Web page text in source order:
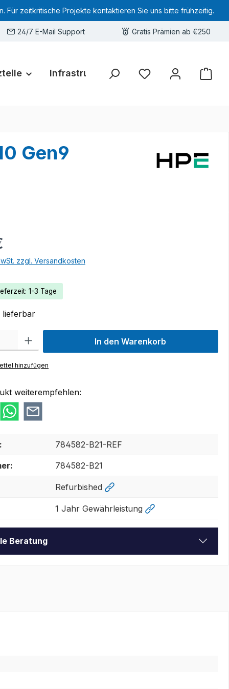
Für zeitkritische Projekte kontaktieren Sie uns bitte frühzeitig.
24/7 E-Mail Support Gratis Prämien ab €250
Infrastruktur Hardware-Deals
Sie haben 0 Produkte
Gen9
zzgl. Versandkosten
1-3 Tage
den gewünschten Wert ein oder benutze die Schaltflächen um die
In den Warenkorb
hinzufügen
weiterempfehlen:
784582-B21-REF
784582-B21
Refurbished
1 Jahr Gewährleistung
Beratung